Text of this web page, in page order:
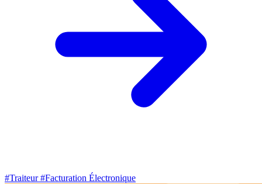
#Traiteur#Facturation Électronique